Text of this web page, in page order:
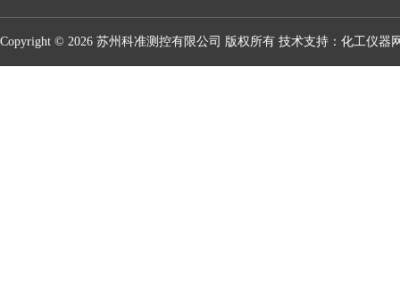
Copyright © 2026 苏州科准测控有限公司 版权所有 技术支持： 化工仪器